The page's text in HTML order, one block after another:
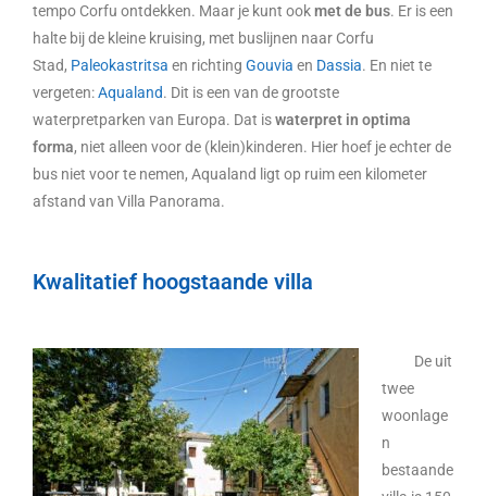
tempo Corfu ontdekken. Maar je kunt ookmet de bus. Er is een
halte bij de kleine kruising, met buslijnen naar Corfu
Stad, Paleokastritsa en richting Gouvia en Dassia. En niet te
vergeten:Aqualand. Dit is een van de grootste
waterpretparken van Europa. Dat iswaterpret in optima
forma, niet alleen voor de (klein)kinderen. Hier hoef je echter de
bus niet voor te nemen, Aqualand ligt op ruim een kilometer
afstand van Villa Panorama.
Kwalitatief hoogstaande villa
De uit
twee
woonlage
n
bestaande